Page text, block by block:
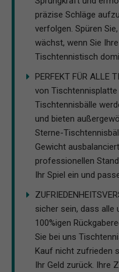
präzise Schläge
verfolgen. Spüren
wächst, wenn Sie
Tischtennistisch
PERFEKT FÜR ALLE
von Tischtennisplatte
Tischtennisbälle
und bieten
Sterne-
Gewicht
professionellen
Ihr Spiel ein und
sicher sein, dass alle
100%igen
Sie bei uns
Kauf nicht zufrieden
Ihr Geld zurück. Ihre